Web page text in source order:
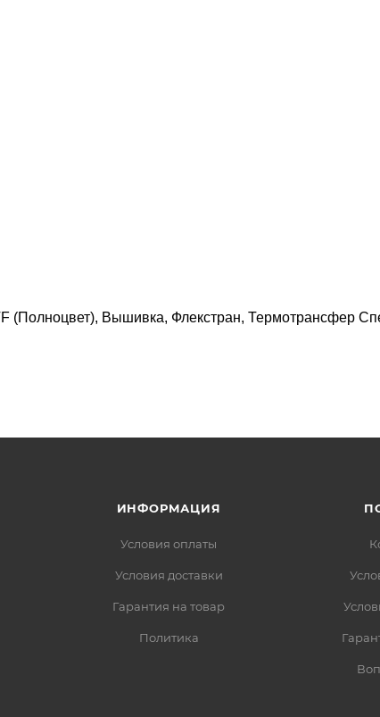
(Полноцвет), Вышивка, Флекстран, Термотрансфер
ИНФОРМАЦИЯ
Условия оплаты
Условия доставки
Гарантия на товар
Политика